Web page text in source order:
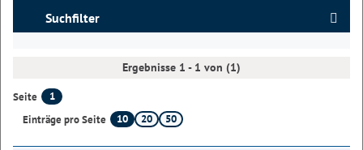
Suchfilter
Ergebnisse 1 - 1 von (1)
Seite
1
Einträge pro Seite
10 20 50